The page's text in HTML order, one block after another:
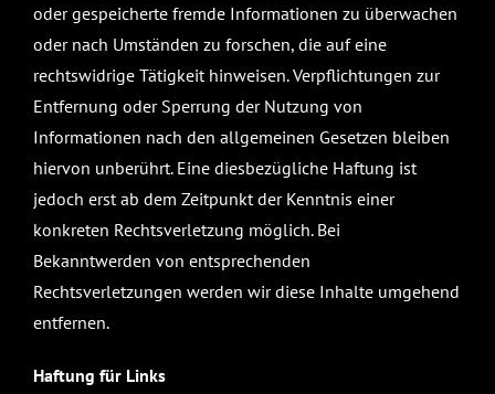
oder gespeicherte fremde Informationen zu überwachen
oder nach Umständen zu forschen, die auf eine
rechtswidrige Tätigkeit hinweisen. Verpflichtungen zur
Entfernung oder Sperrung der Nutzung von
Informationen nach den allgemeinen Gesetzen bleiben
hiervon unberührt. Eine diesbezügliche Haftung ist
jedoch erst ab dem Zeitpunkt der Kenntnis einer
konkreten Rechtsverletzung möglich. Bei
Bekanntwerden von entsprechenden
Rechtsverletzungen werden wir diese Inhalte umgehend
entfernen.
Haftung für Links